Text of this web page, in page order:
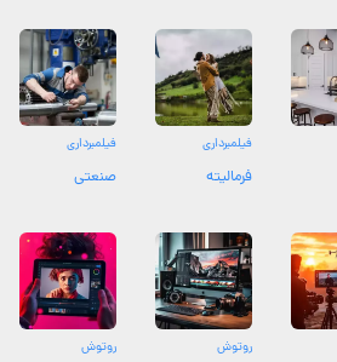
فیلمبرداری
فرمالیته
فیلمبرداری
صنعتی
روتوش روتوش